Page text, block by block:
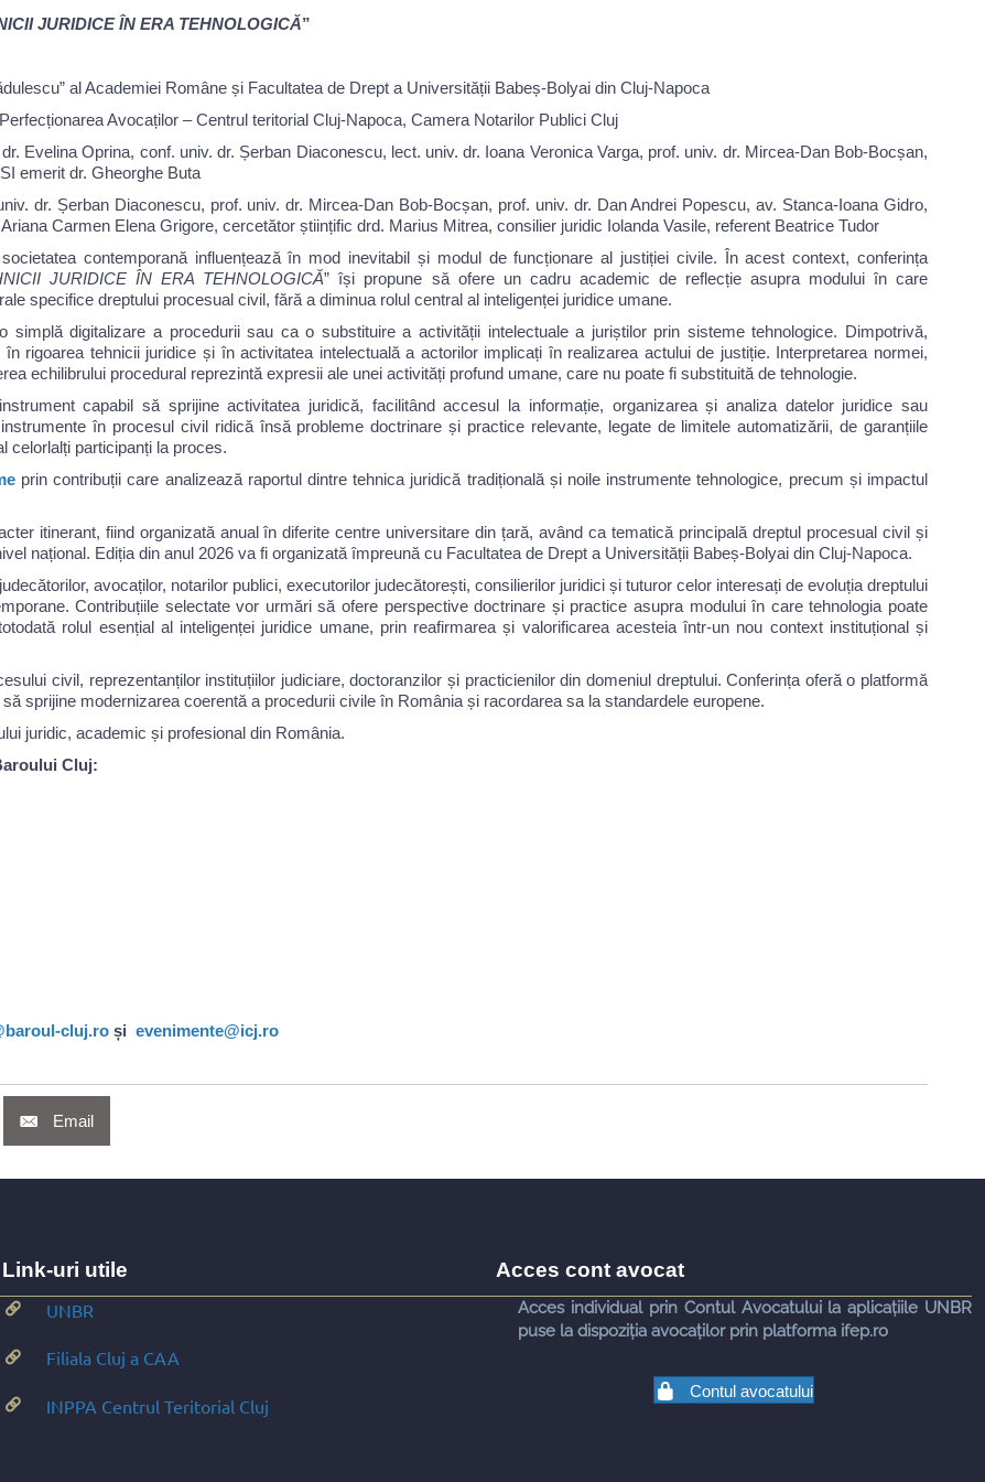
JURIDICE ÎN ERA TEHNOLOGICĂ”
al Academiei Române și Facultatea de Drept a Universității Babeș-Bolyai din Cluj-Napoca
Avocaților – Centrul teritorial Cluj-Napoca, Camera Notarilor Publici Cluj
Evelina Oprina, conf. univ. dr. Șerban Diaconescu, lect. univ. dr. Ioana Veronica Varga, prof. univ. dr. Mircea-Dan Bob-Bocșan,
emerit dr. Gheorghe Buta
dr. Șerban Diaconescu, prof. univ. dr. Mircea-Dan Bob-Bocșan, prof. univ. dr. Dan Andrei Popescu, av. Stanca-Ioana Gidro,
Carmen Elena Grigore, cercetător științific drd. Marius Mitrea, consilier juridic Iolanda Vasile, referent Beatrice Tudor
contemporană influențează în mod inevitabil și modul de funcționare al justiției civile. În acest context, conferința
JURIDICE ÎN ERA TEHNOLOGICĂ” își propune să ofere un cadru academic de reflecție asupra modului în care
specifice dreptului procesual civil, fără a diminua rolul central al inteligenței juridice umane.
simplă digitalizare a procedurii sau ca o substituire a activității intelectuale a juriștilor prin sisteme tehnologice. Dimpotrivă,
rigoarea tehnicii juridice și în activitatea intelectuală a actorilor implicați în realizarea actului de justiție. Interpretarea normei,
echilibrului procedural reprezintă expresii ale unei activități profund umane, care nu poate fi substituită de tehnologie.
capabil să sprijine activitatea juridică, facilitând accesul la informație, organizarea și analiza datelor juridice sau
în procesul civil ridică însă probleme doctrinare și practice relevante, legate de limitele automatizării, de garanțiile
celorlalți participanți la proces.
prin contribuții care analizează raportul dintre tehnica juridică tradițională și noile instrumente tehnologice, precum și impactul
itinerant, fiind organizată anual în diferite centre universitare din țară, având ca tematică principală dreptul procesual civil și
național. Ediția din anul 2026 va fi organizată împreună cu Facultatea de Drept a Universității Babeș-Bolyai din Cluj-Napoca.
avocaților, notarilor publici, executorilor judecătorești, consilierilor juridici și tuturor celor interesați de evoluția dreptului
Contribuțiile selectate vor urmări să ofere perspective doctrinare și practice asupra modului în care tehnologia poate
rolul esențial al inteligenței juridice umane, prin reafirmarea și valorificarea acesteia într-un nou context instituțional și
civil, reprezentanților instituțiilor judiciare, doctoranzilor și practicienilor din domeniul dreptului. Conferința oferă o platformă
sprijine modernizarea coerentă a procedurii civile în România și racordarea sa la standardele europene.
juridic, academic și profesional din România.
Cluj:
cluj.ro și evenimente@icj.ro
Email
Link-uri utile
UNBR
Filiala Cluj a CAA
INPPA Centrul Teritorial Cluj
Acces cont avocat
Acces individual prin Contul Avocatului la aplicațiile UNBR
puse la dispoziția avocaților prin platforma ifep.ro
Contul avocatului